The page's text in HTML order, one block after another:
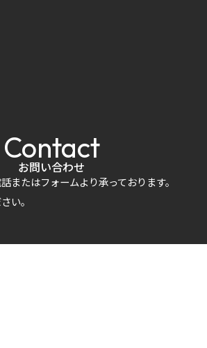
Contact
お問い合わせ
またはフォームより承っております。
い。